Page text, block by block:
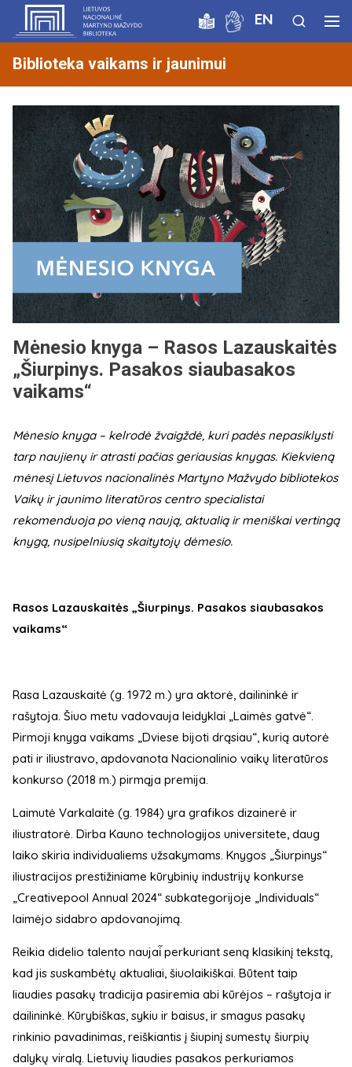
EN
Biblioteka vaikams ir jaunimui
Mėnesio knyga – Rasos Lazauskaitės
„Šiurpinys. Pasakos siaubasakos
vaikams“
Mėnesio knyga – kelrodė žvaigždė, kuri padės nepasiklysti
tarp naujienų ir atrasti pačias geriausias knygas. Kiekvieną
mėnesį Lietuvos nacionalinės Martyno Mažvydo bibliotekos
Vaikų ir jaunimo literatūros centro specialistai
rekomenduoja po vieną naują, aktualią ir meniškai vertingą
knygą, nusipelniusią skaitytojų dėmesio.
Rasos Lazauskaitės „Šiurpinys. Pasakos siaubasakos
vaikams“
Rasa Lazauskaitė (g. 1972 m.) yra aktorė, dailininkė ir
rašytoja. Šiuo metu vadovauja leidyklai „Laimės gatvė“.
Pirmoji knyga vaikams „Dviese bijoti drąsiau“, kurią autorė
pati ir iliustravo, apdovanota Nacionalinio vaikų literatūros
konkurso (2018 m.) pirmąja premija.
Laimutė Varkalaitė (g. 1984) yra grafikos dizainerė ir
iliustratorė. Dirba Kauno technologijos universitete, daug
laiko skiria individualiems užsakymams. Knygos „Šiurpinys“
iliustracijos prestižiniame kūrybinių industrijų konkurse
„Creativepool Annual 2024“ subkategorijoje „Individuals“
laimėjo sidabro apdovanojimą.
Reikia didelio talento naujai᷉ perkuriant seną klasikinį tekstą,
kad jis suskambėtų aktualiai, šiuolaikiškai. Būtent taip
liaudies pasakų tradicija pasiremia abi kūrėjos – rašytoja ir
dailininkė. Kūrybiškas, sykiu ir baisus, ir smagus pasakų
rinkinio pavadinimas, reiškiantis į šiupinį sumestų šiurpių
dalykų viralą. Lietuvių liaudies pasakos perkuriamos